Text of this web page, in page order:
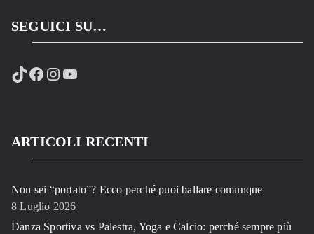
SEGUICI SU…
TikTok
Facebook
Instagram
YouTube
ARTICOLI RECENTI
Non sei “portato”? Ecco perché puoi ballare comunque
8 Luglio 2026
Danza Sportiva vs Palestra, Yoga e Calcio: perché sempre più